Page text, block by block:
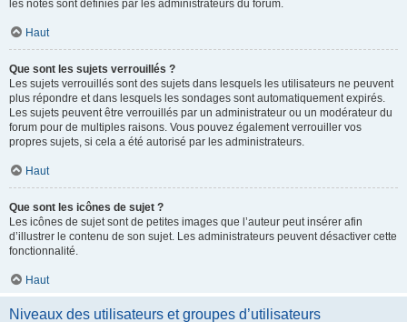
les notes sont définies par les administrateurs du forum.
Haut
Que sont les sujets verrouillés ?
Les sujets verrouillés sont des sujets dans lesquels les utilisateurs ne peuvent
plus répondre et dans lesquels les sondages sont automatiquement expirés.
Les sujets peuvent être verrouillés par un administrateur ou un modérateur du
forum pour de multiples raisons. Vous pouvez également verrouiller vos
propres sujets, si cela a été autorisé par les administrateurs.
Haut
Que sont les icônes de sujet ?
Les icônes de sujet sont de petites images que l’auteur peut insérer afin
d’illustrer le contenu de son sujet. Les administrateurs peuvent désactiver cette
fonctionnalité.
Haut
Niveaux des utilisateurs et groupes d’utilisateurs